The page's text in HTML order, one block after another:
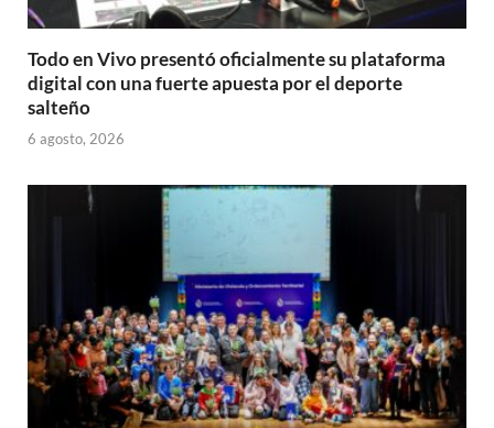
Todo en Vivo presentó oficialmente su plataforma
digital con una fuerte apuesta por el deporte
salteño
6 agosto, 2026